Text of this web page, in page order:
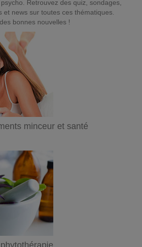
Retrouvez des quiz, sondages,
et news sur toutes ces thématiques.
bonnes nouvelles !
minceur et santé